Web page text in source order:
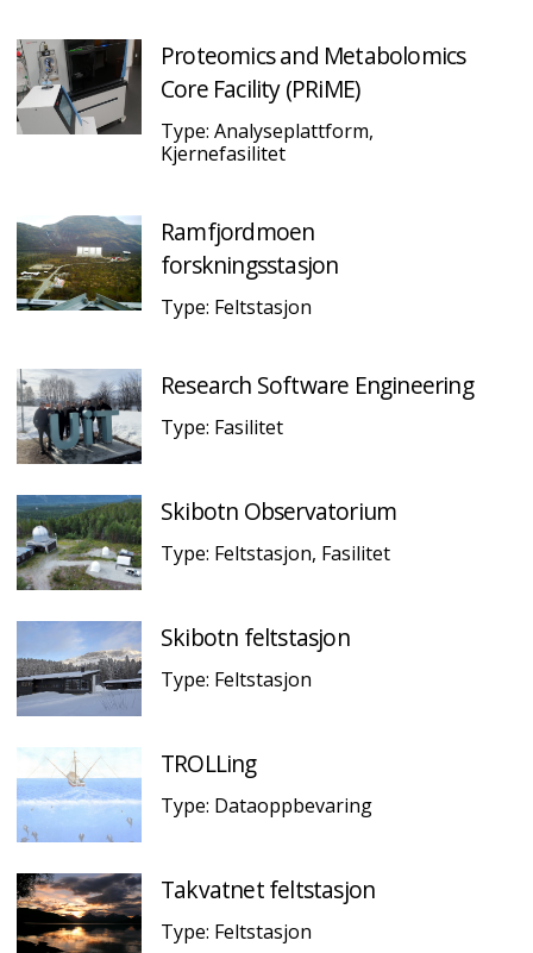
Proteomics and Metabolomics
Core Facility (PRiME)
Type: Analyseplattform,
Kjernefasilitet
Ramfjordmoen
forskningsstasjon
Type: Feltstasjon
Research Software Engineering
Type: Fasilitet
Skibotn Observatorium
Type: Feltstasjon, Fasilitet
Skibotn feltstasjon
Type: Feltstasjon
TROLLing
Type: Dataoppbevaring
Takvatnet feltstasjon
Type: Feltstasjon